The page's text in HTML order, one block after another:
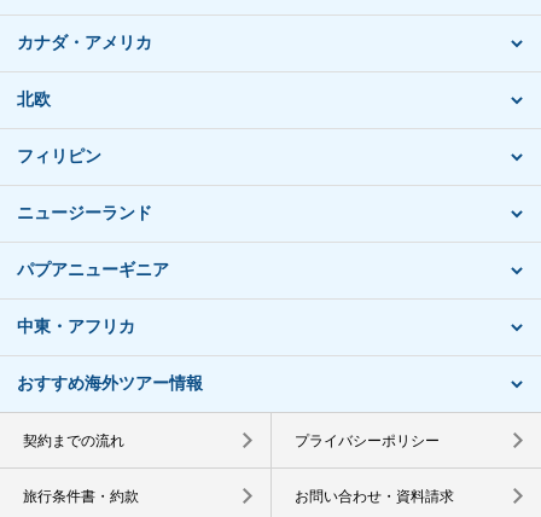
カナダ・アメリカ
北欧
フィリピン
ニュージーランド
パプアニューギニア
中東・アフリカ
おすすめ海外ツアー情報
契約までの流れ プライバシーポリシー
旅行条件書・約款 お問い合わせ・資料請求